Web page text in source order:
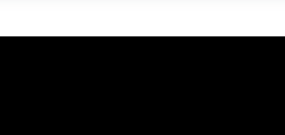
#5data live draw sgp